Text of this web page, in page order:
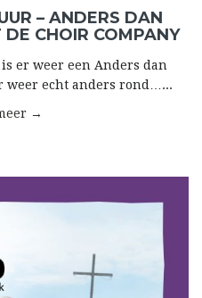
– ANDERS DAN
CHOIR COMPANY
er weer een Anders dan
weer echt anders rond…...
→